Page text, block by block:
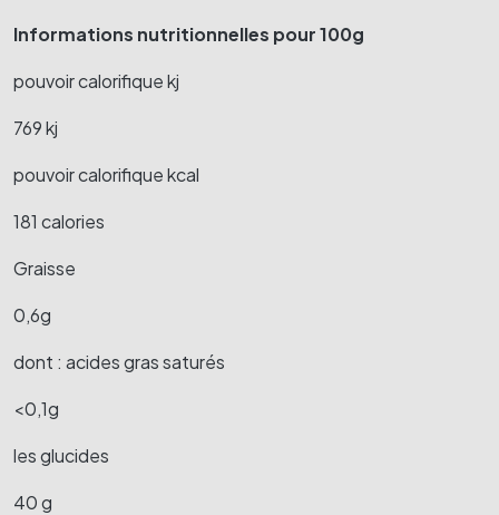
Informations nutritionnelles pour 100g
pouvoir calorifique kj
769 kj
pouvoir calorifique kcal
181 calories
Graisse
0,6g
dont : acides gras saturés
<0,1g
les glucides
40 g